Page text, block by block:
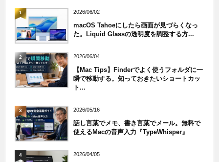
1 2026/06/02
macOS Tahoeにしたら画面が見づらくなっ
た。Liquid Glassの透明度を調整する方...
2 2026/06/04
【Mac Tips】Finderでよく使うフォルダに一
瞬で移動する。知っておきたいショートカッ
ト...
3 2026/05/16
話し言葉でメモ、書き言葉でメール。無料で
使えるMacの音声入力『TypeWhisper』
4 2026/04/05